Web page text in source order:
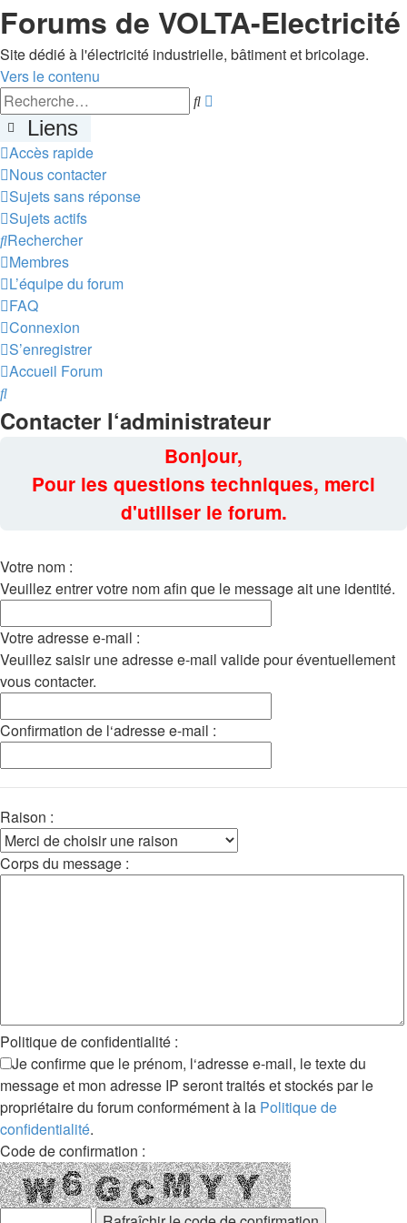
Forums de VOLTA-Electricité
Site dédié à l'électricité industrielle, bâtiment et bricolage.
Vers le contenu
Rechercher
Liens
Accès rapide
Nous contacter
Sujets sans réponse
Sujets actifs
Rechercher
Membres
L’équipe du forum
FAQ
Connexion
S’enregistrer
Accueil Forum
Rechercher
Contacter l‘administrateur
Bonjour,
Pour les questions techniques, merci
d'utiliser le forum.
Votre nom :
Veuillez entrer votre nom afin que le message ait une identité.
Votre adresse e-mail :
Veuillez saisir une adresse e-mail valide pour éventuellement
vous contacter.
Confirmation de l‘adresse e-mail :
Raison :
Corps du message :
Politique de confidentialité :
Je confirme que le prénom, l‘adresse e-mail, le texte du
message et mon adresse IP seront traités et stockés par le
propriétaire du forum conformément à la Politique de
confidentialité.
Code de confirmation :